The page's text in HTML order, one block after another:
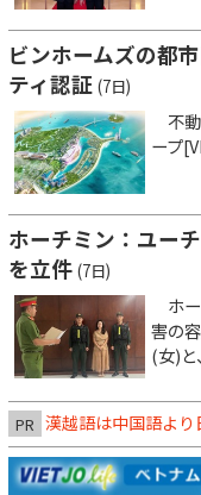
ビンホームズの都
ティ認証 (7日)
不
ープ
ホーチミン：ユー
を立件 (7日)
ホ
害の
(女)と
PR 漢越語は中国語より